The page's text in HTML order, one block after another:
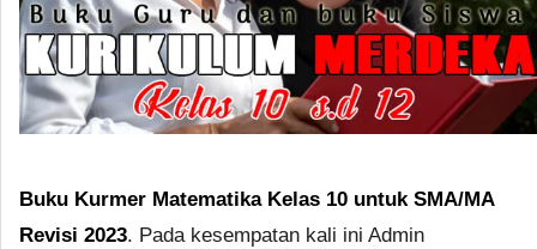
Buku Kurmer Matematika Kelas 10 untuk SMA/MA
Revisi 2023. Pada kesempatan kali ini Admin